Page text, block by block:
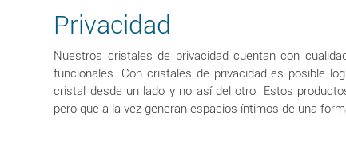
Privacidad
Nuestros cristales de privacidad cuentan con
funcionales. Con cristales de privacidad es posible
cristal desde un lado y no así del otro. Estos
pero que a la vez generan espacios íntimos de una